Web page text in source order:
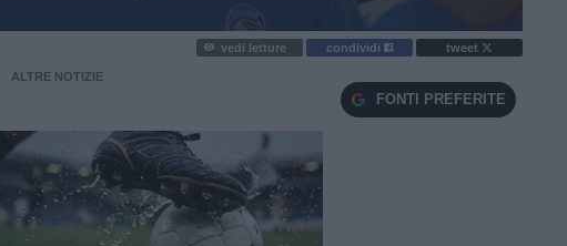
vedi letture condividi tweet
ALTRE NOTIZIE
FONTI PREFERITE